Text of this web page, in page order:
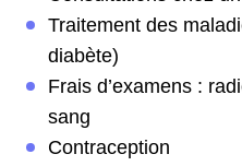
Traitement des
diabète)
Frais d’examens :
sang
Contraception